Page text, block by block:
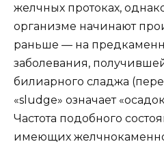
желчных протоках,
организме начинают
раньше — на
заболевания,
билиарного сладжа
«sludge» означает
Частота подобного
имеющих